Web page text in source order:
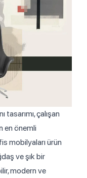
çalışan
en önemli
mobilyaları ürün
ve şık bir
modern ve